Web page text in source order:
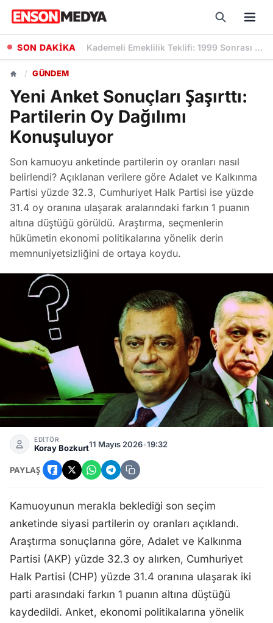
SON DAKİKA Kademeli Emeklilik Teklifi: 1999 Sonrası Sigorta Başlangıcı olanlar Kaç Yaşında Emekli Olacak?
/ GÜNDEM
Yeni Anket Sonuçları Şaşırttı:
Partilerin Oy Dağılımı
Konuşuluyor
Son kamuoyu anketinde partilerin oy oranları nasıl
belirlendi? Açıklanan verilere göre Adalet ve Kalkınma
Partisi yüzde 32.3, Cumhuriyet Halk Partisi ise yüzde
31.4 oy oranına ulaşarak aralarındaki farkın 1 puanın
altına düştüğü görüldü. Araştırma, seçmenlerin
hükümetin ekonomi politikalarına yönelik derin
memnuniyetsizliğini de ortaya koydu.
Seçim Anketi Sonuçları: AKP ile CHP Arasında Bıçak Sırtı
EDİTÖR
Koray Bozkurt11 Mayıs 2026•19:32
PAYLAŞ
Kamuoyunun merakla beklediği son seçim
anketinde siyasi partilerin oy oranları açıklandı.
Araştırma sonuçlarına göre, Adalet ve Kalkınma
Partisi (AKP) yüzde 32.3 oy alırken, Cumhuriyet
Halk Partisi (CHP) yüzde 31.4 oranına ulaşarak iki
parti arasındaki farkın 1 puanın altına düştüğü
kaydedildi. Anket, ekonomi politikalarına yönelik